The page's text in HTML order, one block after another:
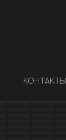
КОНТАКТЫ